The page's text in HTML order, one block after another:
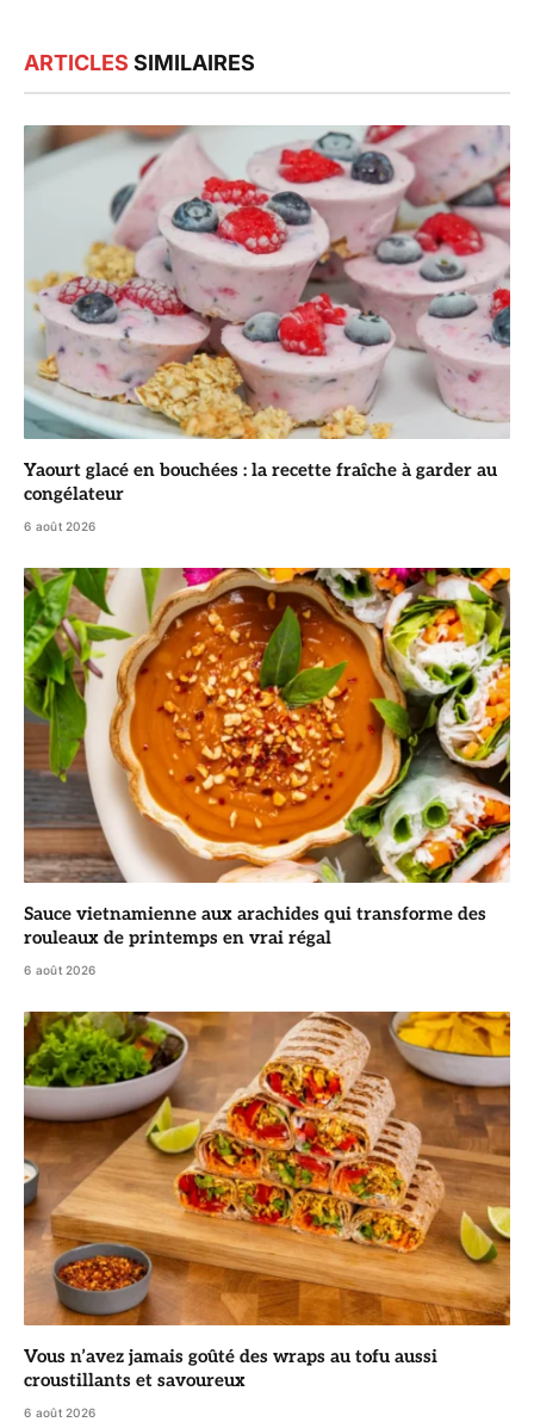
ARTICLES SIMILAIRES
Yaourt glacé en bouchées : la recette fraîche à garder au
congélateur
6 août 2026
Sauce vietnamienne aux arachides qui transforme des
rouleaux de printemps en vrai régal
6 août 2026
Vous n’avez jamais goûté des wraps au tofu aussi
croustillants et savoureux
6 août 2026